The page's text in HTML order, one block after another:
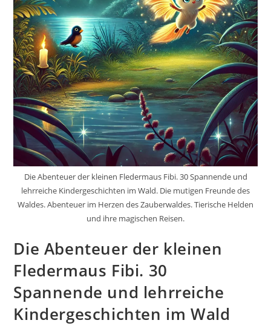
Die Abenteuer der kleinen Fledermaus Fibi. 30 Spannende und
lehrreiche Kindergeschichten im Wald. Die mutigen Freunde des
Waldes. Abenteuer im Herzen des Zauberwaldes. Tierische Helden
und ihre magischen Reisen.
Die Abenteuer der kleinen
Fledermaus Fibi. 30
Spannende und lehrreiche
Kindergeschichten im Wald